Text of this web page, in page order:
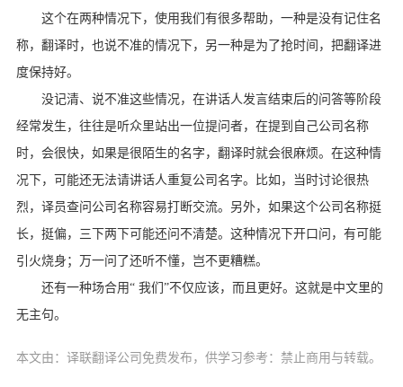
这个在两种情况下，使用我们有很多帮助，一种是没有记住名
称，翻译时，也说不准的情况下，另一种是为了抢时间，把翻译进
度保持好。
没记清、说不准这些情况，在讲话人发言结束后的问答等阶段
经常发生，往往是听众里站出一位提问者，在提到自己公司名称
时，会很快，如果是很陌生的名字，翻译时就会很麻烦。在这种情
况下，可能还无法请讲话人重复公司名字。比如，当时讨论很热
烈，译员查问公司名称容易打断交流。另外，如果这个公司名称挺
长，挺偏，三下两下可能还问不清楚。这种情况下开口问，有可能
引火烧身；万一问了还听不懂，岂不更糟糕。
还有一种场合用“ 我们”不仅应该，而且更好。这就是中文里的
无主句。
本文由：译联翻译公司免费发布，供学习参考：禁止商用与转载。